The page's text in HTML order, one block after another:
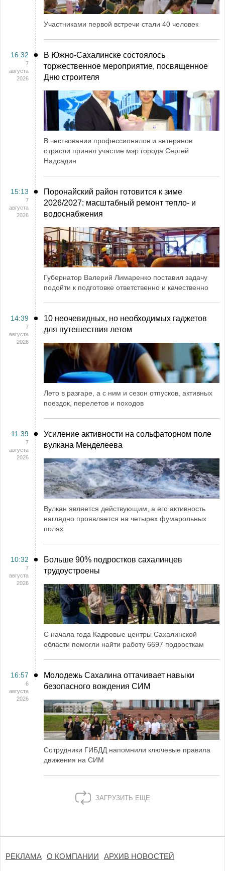
Участниками первой встречи стали 40 человек
16:32
7
августа
2026
В Южно-Сахалинске состоялось
торжественное мероприятие, посвященное
Дню строителя
В чествовании профессионалов и ветеранов
отрасли принял участие мэр города Сергей
Надсадин
15:13
7
августа
2026
Поронайский район готовится к зиме
2026/2027: масштабный ремонт тепло- и
водоснабжения
Губернатор Валерий Лимаренко поставил задачу
подойти к подготовке ответственно и качественно
14:39
7
августа
2026
10 неочевидных, но необходимых гаджетов
для путешествия летом
Лето в разгаре, а с ним и сезон отпусков, активных
поездок, перелетов и походов
11:39
7
августа
2026
Усиление активности на сольфаторном поле
вулкана Менделеева
Вулкан является действующим, а его активность
наглядно проявляется на четырех фумарольных
полях
10:32
7
августа
2026
Больше 90% подростков сахалинцев
трудоустроены
С начала года Кадровые центры Сахалинской
области помогли найти работу 6697 подросткам
16:57
6
августа
2026
Молодежь Сахалина оттачивает навыки
безопасного вождения СИМ
Сотрудники ГИБДД напомнили ключевые правила
движения на СИМ
ЗАГРУЗИТЬ ЕЩЕ
РЕКЛАМА О КОМПАНИИ АРХИВ НОВОСТЕЙ